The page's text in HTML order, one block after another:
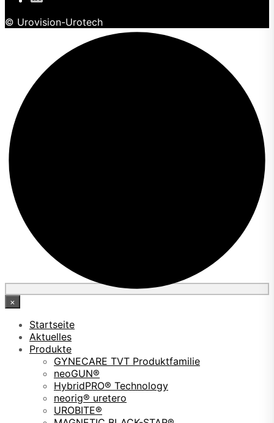
© Urovision-Urotech
×
Startseite
Aktuelles
Produkte
GYNECARE TVT Produktfamilie
neoGUN®
HybridPRO® Technology
neorig® uretero
UROBITE®